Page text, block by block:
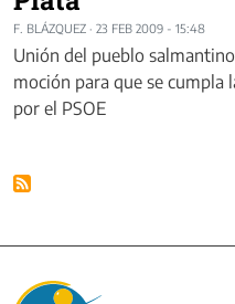
F. BLÁZQUEZ · 23 FEB 2009 - 15:48
Unión del pueblo
moción para que se cumpla
por el PSOE